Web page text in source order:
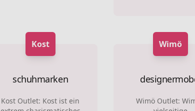
Kost
schuhmarken
Kost Outlet: Kost ist ein
Wimö
Wimö Outlet: